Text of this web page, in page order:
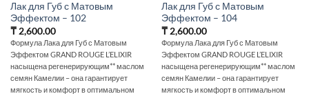
Лак для Губ с Матовым
Эффектом – 102
₸2,600.00
Формула Лака для Губ с Матовым
Эффектом GRAND ROUGE L’ELIXIR
насыщена регенерирующим** маслом
семян Камелии – она гарантирует
мягкость и комфорт в оптимальном
Лак для Губ с Матовым
Эффектом – 104
₸2,600.00
Формула Лака для Губ с Матовым
Эффектом GRAND ROUGE L’ELIXIR
насыщена регенерирующим** маслом
семян Камелии – она гарантирует
мягкость и комфорт в оптимальном